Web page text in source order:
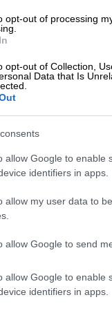
opt-out of processing
opt-out of Collection,
Data that Is
allow Google to enable
identifiers in apps.
allow my user data to
allow Google to send
allow Google to enable
identifiers in apps.
Οσίας Ιερίας
ημερομηνίες
ΕΘΝΟΣ θα παρεμβαίνει